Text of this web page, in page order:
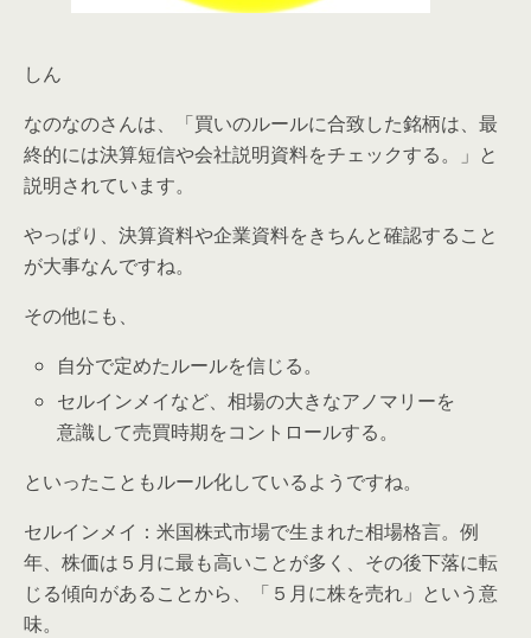
しん
なのなのさんは、「買いのルールに合致した銘柄は、最
終的には決算短信や会社説明資料をチェックする。」と
説明されています。
やっぱり、決算資料や企業資料をきちんと確認すること
が大事なんですね。
その他にも、
自分で定めたルールを信じる。
セルインメイなど、相場の大きなアノマリーを
意識して売買時期をコントロールする。
といったこともルール化しているようですね。
セルインメイ：米国株式市場で生まれた相場格言。例
年、株価は５月に最も高いことが多く、その後下落に転
じる傾向があることから、「５月に株を売れ」という意
味。